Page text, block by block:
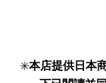
✳️本店提供日本